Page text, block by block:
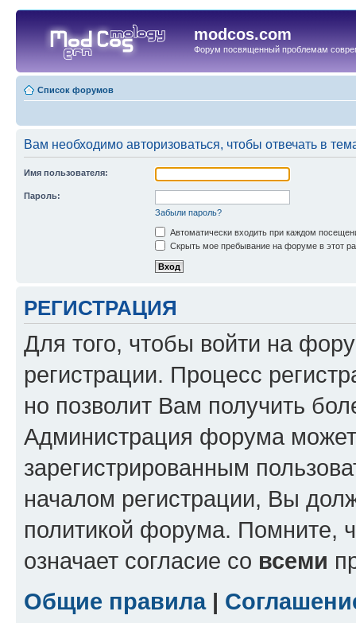
modcos.com
Форум посвященный проблемам
Список форумов
Вам необходимо авторизоваться, чтобы отвечать в
Имя пользователя:
Пароль:
Забыли пароль?
Автоматически входить при каждом
Скрыть мое пребывание на форуме в этот
РЕГИСТРАЦИЯ
Для того, чтобы войти на
регистрации. Процесс
но позволит Вам получить
Администрация форума может
зарегистрированным
началом регистрации, Вы
политикой форума. Помните,
означает согласие со всеми
Общие правила|